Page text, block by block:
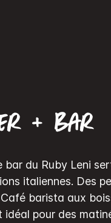
+ Bar
bar du Ruby Leni
italiennes. Des
barista aux
pour des